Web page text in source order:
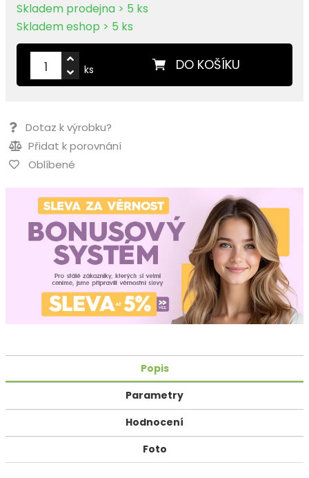
Skladem prodejna > 5 ks
Skladem eshop > 5 ks
DO KOŠÍKU
ks
Dotaz k výrobku?
Přidat k porovnání
Oblíbené
Popis
Parametry
Hodnocení
Foto